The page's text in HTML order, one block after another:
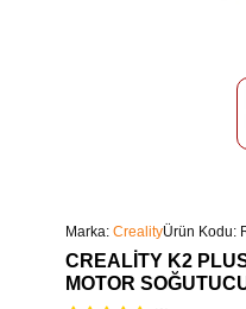
Marka: CrealityÜrün Kodu:
CREALITY K2
MOTOR